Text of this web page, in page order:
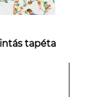
tapéta